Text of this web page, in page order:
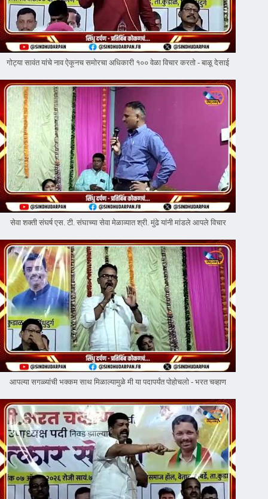
गोट्या सावंत यांचे नाव ऐकूनच समोरचा अधिकारी १०० वेळा विचार करतो - बाळू देसाई
सेवा शक्ती संघर्ष एस. टी. संघाच्या सेवा मेळाव्यात श्री. मुंढे यांनी मांडले आपले विचार
आपल्या सगळ्यांची भक्कम साथ मिळाल्यामुळे मी या पदापर्यंत पोहोचलो - भरत चव्हाण